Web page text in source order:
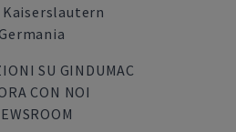
Kaiserslautern
SU GINDUMAC
CON NOI